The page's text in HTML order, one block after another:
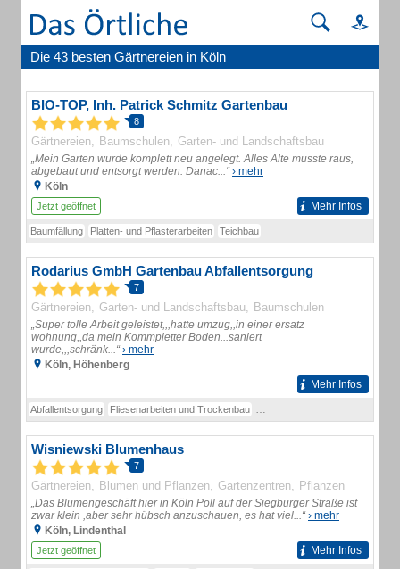
Die 43 besten Gärtnereien in Köln
BIO-TOP, Inh. Patrick Schmitz Gartenbau
8
Gärtnereien Baumschulen Garten- und Landschaftsbau
„Mein Garten wurde komplett neu angelegt. Alles Alte musste raus,
abgebaut und entsorgt werden. Danac...“› mehr
Köln
Jetzt geöffnet Mehr Infos
Baumfällung Platten- und Pflasterarbeiten Teichbau
Rodarius GmbH Gartenbau Abfallentsorgung
7
Gärtnereien Garten- und Landschaftsbau Baumschulen
„Super tolle Arbeit geleistet,,,hatte umzug,,in einer ersatz
wohnung,,da mein Kommpletter Boden...saniert
wurde,,,schränk...“› mehr
Köln, Höhenberg
Mehr Infos
Abfallentsorgung Fliesenarbeiten und Trockenbau
Wisniewski Blumenhaus
7
Gärtnereien Blumen und Pflanzen Gartenzentren Pflanzen
„Das Blumengeschäft hier in Köln Poll auf der Siegburger Straße ist
zwar klein ,aber sehr hübsch anzuschauen, es hat viel...“› mehr
Köln, Lindenthal
Jetzt geöffnet Mehr Infos